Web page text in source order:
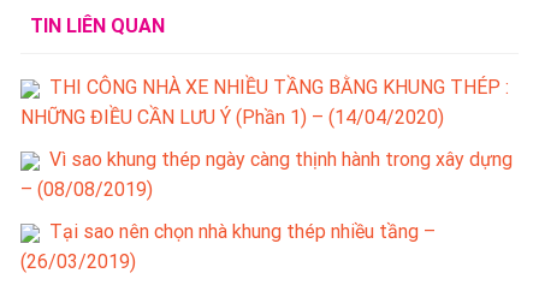
TIN LIÊN QUAN
THI CÔNG NHÀ XE NHIỀU TẦNG BẰNG KHUNG THÉP :
NHỮNG ĐIỀU CẦN LƯU Ý (Phần 1) – (14/04/2020)
Vì sao khung thép ngày càng thịnh hành trong xây dựng
– (08/08/2019)
Tại sao nên chọn nhà khung thép nhiều tầng –
(26/03/2019)